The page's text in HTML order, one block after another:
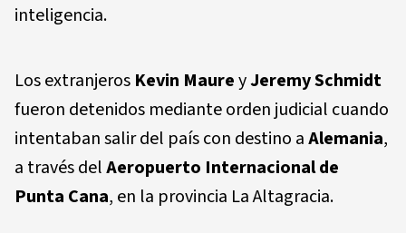
inteligencia.
Los extranjeros Kevin MaureyJeremy Schmidt
fueron detenidos mediante orden judicial cuando
intentaban salir del país con destino aAlemania,
a través delAeropuerto Internacional de
Punta Cana, en la provincia La Altagracia.